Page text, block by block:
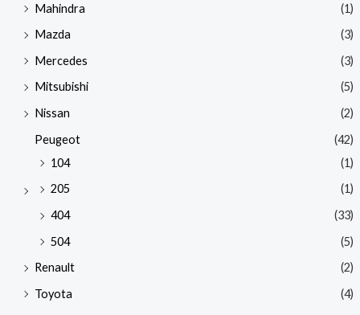
Mahindra
(1)
Mazda
(3)
Mercedes
(3)
Mitsubishi
(5)
Nissan
(2)
Peugeot
(42)
104
(1)
205
(1)
404
(33)
504
(5)
Renault
(2)
Toyota
(4)